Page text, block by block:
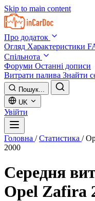
Skip to main content
Про додаток
Огляд Характеристики
Спільнота
Форуми Останні дописи
Витрати палива Знайти
Пошук...
UK
Увійти
Головна / Статистика /
2000
Середня
Opel Zafira